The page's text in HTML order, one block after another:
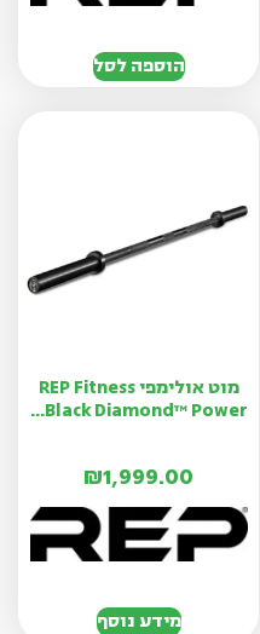
הוספה לסל
מוט אולימפי REP Fitness
Black Diamond™ Power...
₪1,999.00
מידע נוסף